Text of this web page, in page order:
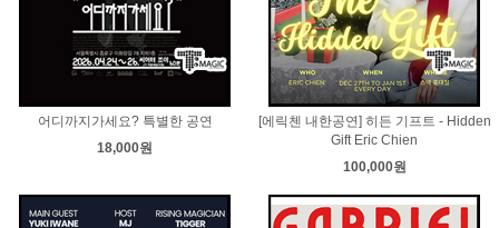
어디까지가세요? 특별한 공연
18,000원
[에릭첸 내한공연] 히든 기프트 - Hidden
Gift Eric Chien
100,000원